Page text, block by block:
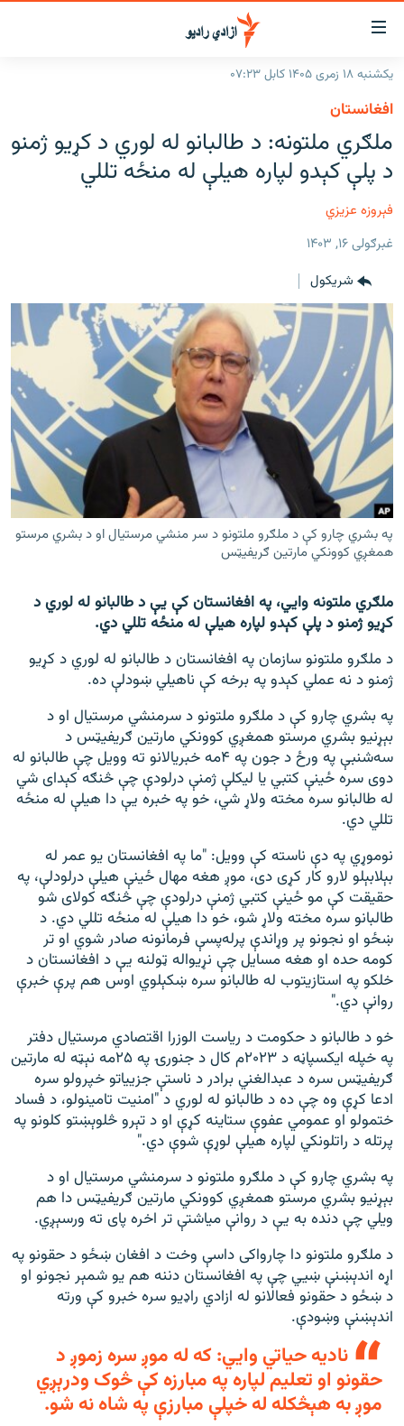
د
لاسرسۍ
وړ
لېنکونه
متن
ته
ورتلل
اصلي
ته
لټون
پاڼې
مراجعه
راپورونه
افغانستان
سیمه
منځنی ختیځ
خبرونه
افغانستان
د خپرونو جدول
مرکې
اونیزې خپرونې
انځوریزه برخه
ورزش
د کډوالۍ بحران
'کووېډ-۱۹'
اړیکه
دري پاڼه
Azadi English
راسره ملګري شئ
د ازادې اروپا/ ازادي راډيو ټولې پاڼې
یکشنبه ۱۸ زمری ۱۴۰۵ کابل ۰۷:۲۳
افغانستان
ملګري ملتونه: د طالبانو له‌ لوري د کړیو ژمنو
د پلې کېدو لپاره هیلې له‌ منځه تللي
فېروزه عزیزي
غبرګولی ۱۶, ۱۴۰۳
شريکول
په بشري چارو کې د ملګرو ملتونو د سر منشي مرستیال او د بشري مرستو
همغږي کوونکي مارتین ګریفیټس
ملګري ملتونه وايي، په افغانستان کې یې د طالبانو له لوري د
کړیو ژمنو د پلې کېدو لپاره هیلې له منځه تللي دي.
د ملګرو ملتونو سازمان په افغانستان د طالبانو له لوري د کړیو
ژمنو د نه عملي کېدو په برخه کې ناهیلي ښودلې ده.
په بشري چارو کې د ملګرو ملتونو د سرمنشي مرستیال او د
بېړنیو بشري مرستو همغږي کوونکي مارتین ګریفیټس د
سه‌شنبې په ورځ د جون په ۴مه خبریالانو ته وویل چې طالبانو له
دوی سره ځینې کتبي یا لیکلې ژمنې درلودې چې څنګه کېدای شي
له طالبانو سره مخته ولاړ شي، خو په خبره یې دا هیلې له منځه
تللي دي.
نوموړي په دې ناسته کې وویل: "ما په افغانستان یو عمر له
بېلابېلو لارو کار کړی دی، موږ هغه مهال ځینې هیلې درلودلې، په
حقیقت کې مو ځینې کتبي ژمنې درلودې چې څنګه کولای شو
طالبانو سره مخته ولاړ شو، خو دا هیلې له منځه تللي دي. د
ښځو او نجونو پر وړاندې پرله‌پسې فرمانونه صادر شوي او تر
کومه حده او هغه مسایل چې نړیواله ټولنه یې د افغانستان د
خلکو په استازیتوب له طالبانو سره ښکېلوي اوس هم پرې خبرې
روانې دي."
خو د طالبانو د حکومت د ریاست الوزرا اقتصادي مرستیال دفتر
په خپله ایکسپاڼه د ۲۰۲۳م کال د جنورۍ په ۲۵مه نېټه له مارتین
ګریفیټس سره د عبدالغني برادر د ناستې جزییاتو خپرولو سره
ادعا کړې وه چې ده د طالبانو له لوري د "امنیت تامینولو، د فساد
ختمولو او عمومي عفوې ستاینه کړې او د تېرو څلوېښتو کلونو په
پرتله د راتلونکي لپاره هیلې لوړې شوې دي."
په بشري چارو کې د ملګرو ملتونو د سرمنشي مرستیال او د
بېړنیو بشري مرستو همغږي کوونکي مارتین ګریفیټس دا هم
ویلي چې دنده به یې د روانې میاشتې تر اخره پای ته ورسېږي.
د ملګرو ملتونو دا چارواکی داسې وخت د افغان ښځو د حقونو په
اړه اندېښنې ښيي چې په افغانستان دننه هم یو شمېر نجونو او
د ښځو د حقونو فعالانو له ازادي راډیو سره خبرو کې ورته
اندېښنې وښودې.
نادیه حیاتي وايي: که له موږ سره زموږ د
حقونو او تعلیم لپاره په مبارزه کې څوک ودرېږي
موږ به هېڅکله له خپلې مبارزې په شاه نه شو.